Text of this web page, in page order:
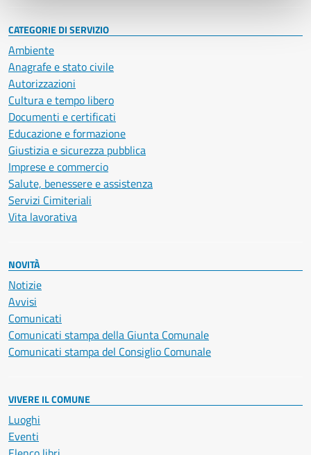
CATEGORIE DI SERVIZIO
Ambiente
Anagrafe e stato civile
Autorizzazioni
Cultura e tempo libero
Documenti e certificati
Educazione e formazione
Giustizia e sicurezza pubblica
Imprese e commercio
Salute, benessere e assistenza
Servizi Cimiteriali
Vita lavorativa
NOVITÀ
Notizie
Avvisi
Comunicati
Comunicati stampa della Giunta Comunale
Comunicati stampa del Consiglio Comunale
VIVERE IL COMUNE
Luoghi
Eventi